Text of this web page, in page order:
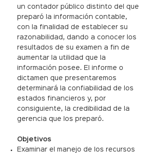
un contador público distinto del que
preparó la información contable,
con la finalidad de establecer su
razonabilidad, dando a conocer los
resultados de su examen a fin de
aumentar la utilidad que la
información posee. El informe o
dictamen que presentaremos
determinará la confiabilidad de los
estados financieros y, por
consiguiente, la credibilidad de la
gerencia que los preparó.
Objetivos
Examinar el manejo de los recursos